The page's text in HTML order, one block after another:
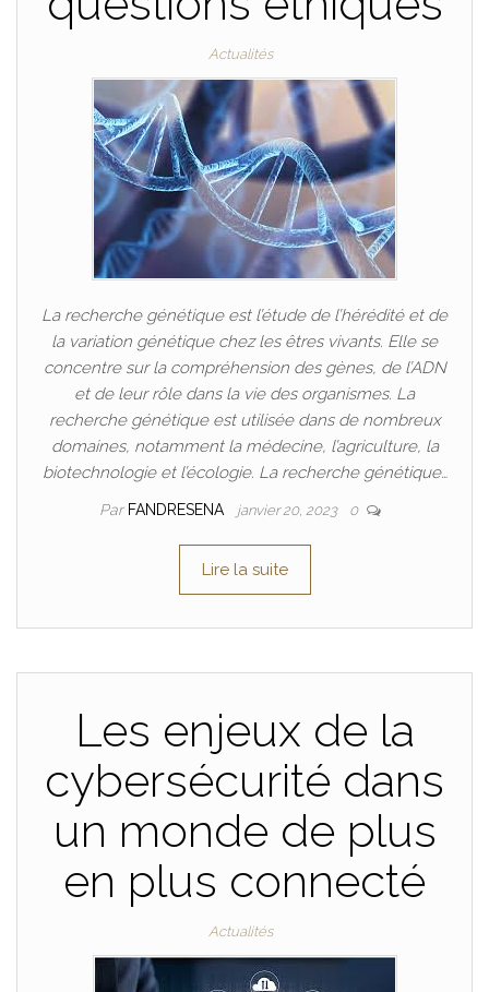
Actualités
La recherche génétique est l’étude de l’hérédité et de
la variation génétique chez les êtres vivants. Elle se
concentre sur la compréhension des gènes, de l’ADN
et de leur rôle dans la vie des organismes. La
recherche génétique est utilisée dans de nombreux
domaines, notamment la médecine, l’agriculture, la
biotechnologie et l’écologie. La recherche génétique…
Par FANDRESENA janvier 20, 2023 0
Lire la suite
Les enjeux de la
cybersécurité dans
un monde de plus
en plus connecté
Actualités